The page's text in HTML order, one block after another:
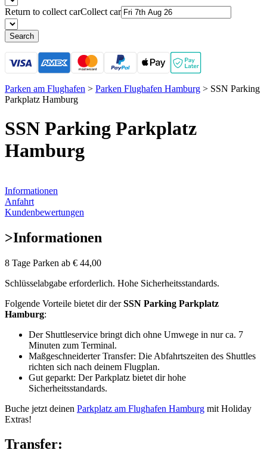
Return to collect carCollect car
Search
Parken am Flughafen > Parken Flughafen Hamburg > SSN Parking
Parkplatz Hamburg
SSN Parking Parkplatz
Hamburg
Informationen
Anfahrt
Kundenbewertungen
>Informationen
8 Tage Parken ab € 44,00
Schlüsselabgabe erforderlich. Hohe Sicherheitsstandards.
Folgende Vorteile bietet dir derSSN Parking Parkplatz
Hamburg:
Der Shuttleservice bringt dich ohne Umwege in nur ca. 7
Minuten zum Terminal.
Maßgeschneiderter Transfer: Die Abfahrtszeiten des Shuttles
richten sich nach deinem Flugplan.
Gut geparkt: Der Parkplatz bietet dir hohe
Sicherheitsstandards.
Buche jetzt deinen Parkplatz am Flughafen Hamburg mit Holiday
Extras!
Transfer: